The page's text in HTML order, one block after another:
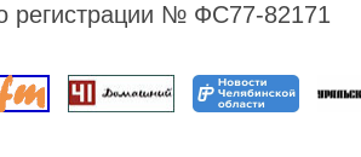
регистрации № ФС77-82171